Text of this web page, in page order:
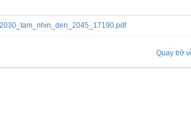
Quay trở